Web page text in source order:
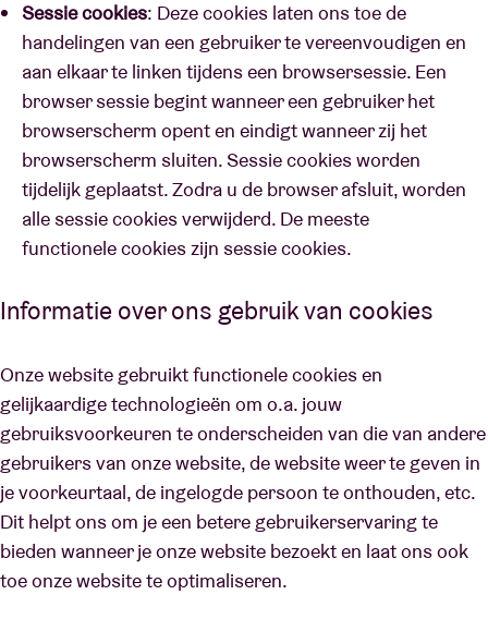
Sessie cookies: Deze cookies laten ons toe de
handelingen van een gebruiker te vereenvoudigen en
aan elkaar te linken tijdens een browsersessie. Een
browser sessie begint wanneer een gebruiker het
browserscherm opent en eindigt wanneer zij het
browserscherm sluiten. Sessie cookies worden
tijdelijk geplaatst. Zodra u de browser afsluit, worden
alle sessie cookies verwijderd. De meeste
functionele cookies zijn sessie cookies.
Informatie over ons gebruik van cookies
Onze website gebruikt functionele cookies en
gelijkaardige technologieën om o.a. jouw
gebruiksvoorkeuren te onderscheiden van die van andere
gebruikers van onze website, de website weer te geven in
je voorkeurtaal, de ingelogde persoon te onthouden, etc.
Dit helpt ons om je een betere gebruikerservaring te
bieden wanneer je onze website bezoekt en laat ons ook
toe onze website te optimaliseren.